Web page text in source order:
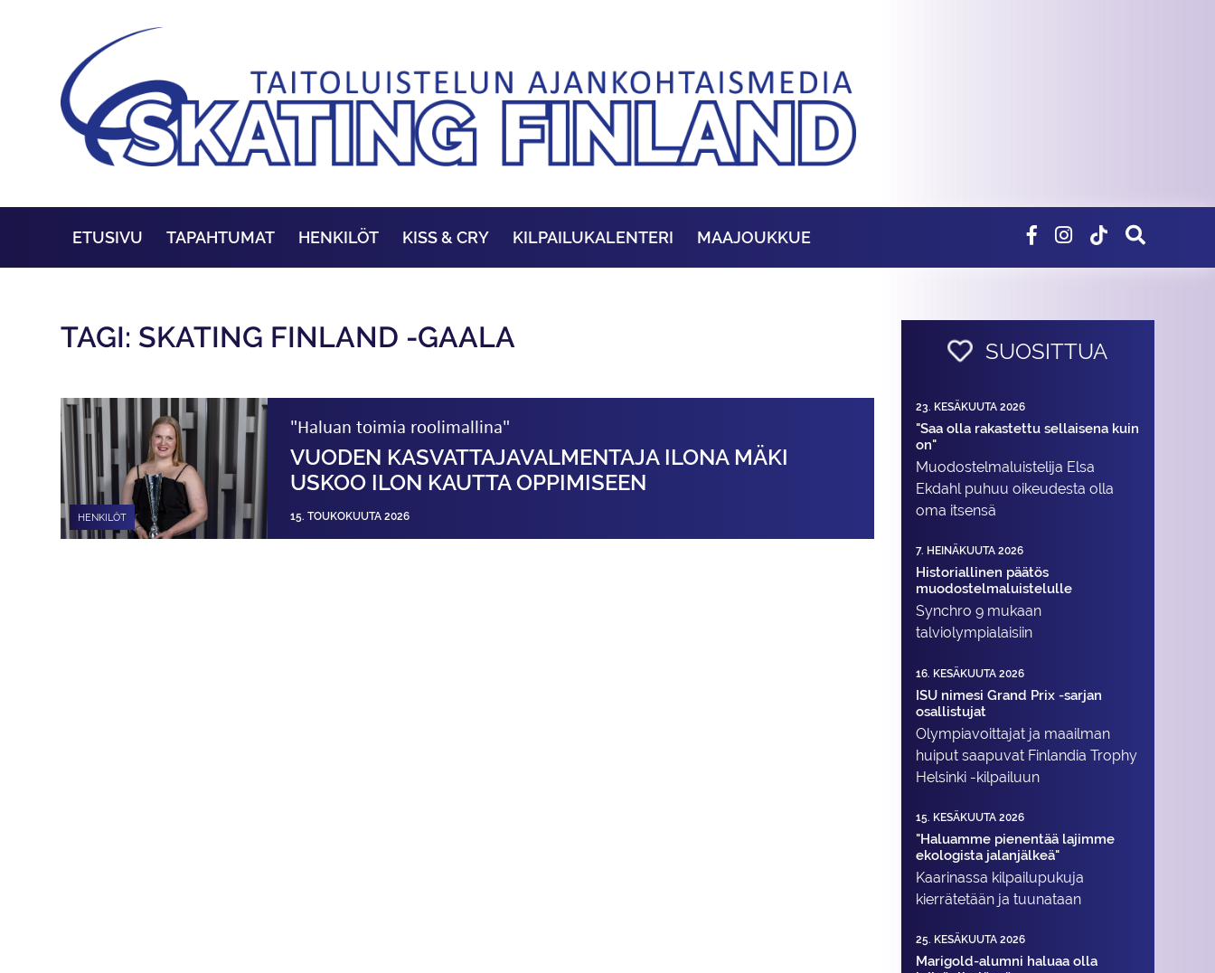
ETUSIVU TAPAHTUMAT HENKILÖT KISS & CRY KILPAILUKALENTERI MAAJOUKKUE
TAGI: SKATING FINLAND -GAALA
HENKILÖT
"Haluan toimia roolimallina"
VUODEN KASVATTAJAVALMENTAJA ILONA MÄKI
USKOO ILON KAUTTA OPPIMISEEN
15. TOUKOKUUTA 2026
SUOSITTUA
23. KESÄKUUTA 2026
"Saa olla rakastettu sellaisena kuin
on"
Muodostelma­luistelija Elsa
Ekdahl puhuu oikeudesta olla
oma itsensä
7. HEINÄKUUTA 2026
Historiallinen päätös
muodostelmaluistelulle
Synchro 9 mukaan
talviolympialaisiin
16. KESÄKUUTA 2026
ISU nimesi Grand Prix -sarjan
osallistujat
Olympiavoittajat ja maailman
huiput saapuvat Finlandia Trophy
Helsinki -kilpailuun
15. KESÄKUUTA 2026
"Haluamme pienentää lajimme
ekologista jalanjälkeä"
Kaarinassa kilpailupukuja
kierrätetään ja tuunataan
25. KESÄKUUTA 2026
Marigold-alumni haluaa olla